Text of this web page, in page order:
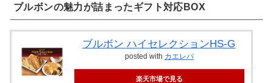
ブルボンの魅力が詰まったギフト対応BOX
ブルボン ハイセレクションHS-G
posted with カエレバ
楽天市場で見る